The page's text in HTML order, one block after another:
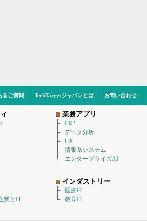
るご質問 TechTargetジャパンとは お問い合わせ
業務アプリ
ERP
データ分析
CX
情報系システム
エンタープライズAI
業とIT
インダストリー
医療IT
教育IT